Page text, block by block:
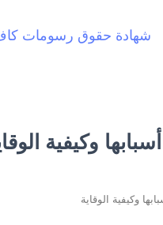
شهادة حقوق رسومات
وكيفية
وكيفية الوقاية